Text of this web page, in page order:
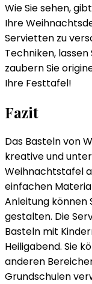
Wie Sie sehen,
Ihre
Servietten zu
Techniken,
zaubern Sie
Ihre Festtafel!
Fazit
Das Basteln von
kreative und
Weihnachtstafel
einfachen
Anleitung können
gestalten. Die
Basteln mit
Heiligabend. Sie
anderen
Grundschulen